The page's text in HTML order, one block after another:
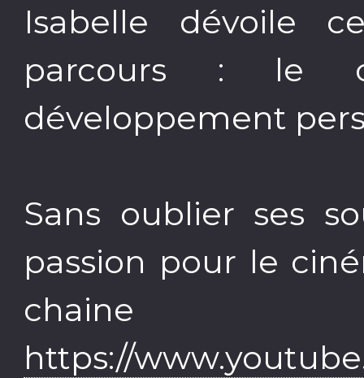
Isabelle dévoile
parcours : le
développement
Sans oublier ses
passion pour le
chaine
https://